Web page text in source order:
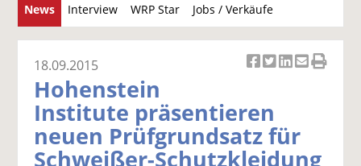
News Interview WRP Star Jobs / Verkäufe
u
c
k
el
a
k
el
t
el
a
el
p
18.09.2015
Hohenstein
Institute präsentieren
neuen Prüfgrundsatz für
Schweißer-Schutzkleidung